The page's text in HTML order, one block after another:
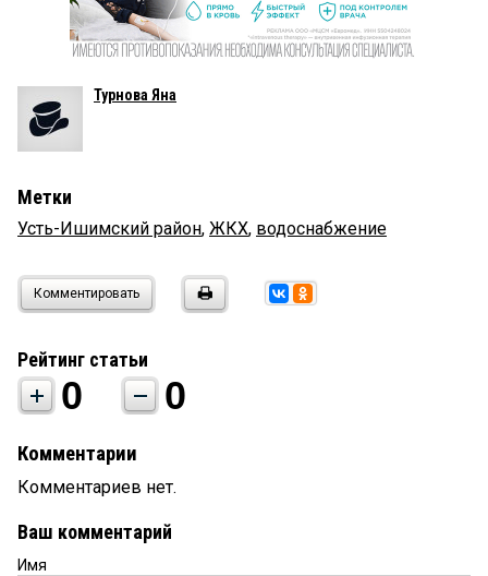
Турнова Яна
Метки
Усть-Ишимский район, ЖКХ, водоснабжение
Комментировать
Рейтинг статьи
0 0
Комментарии
Комментариев нет.
Ваш комментарий
Имя